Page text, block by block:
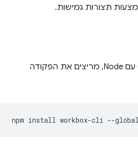
תצורות גמישות.
כדי להתקין את ה-CLI עם Node, מריצים את הפקודה
npm install workbox-cli